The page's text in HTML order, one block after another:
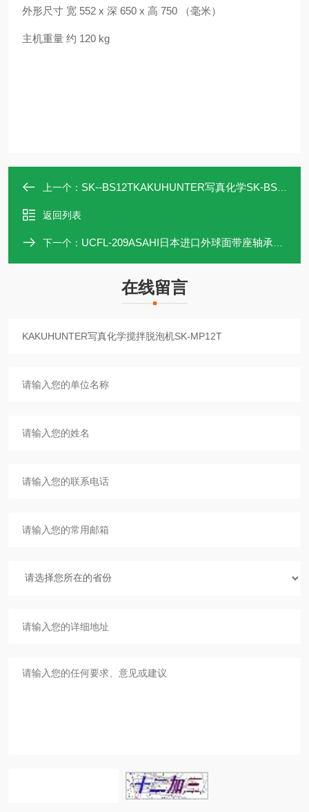
外形尺寸 宽 552 x 深 650 x 高 750 （毫米）
主机重量 约 120 kg
上一个： SK--BS12TKAKUHUNTER写真化学SK-BS12T搅拌脱泡机
返回列表
下一个： UCFL-209ASAHI日本进口外球面带座轴承UCFL209
在线留言